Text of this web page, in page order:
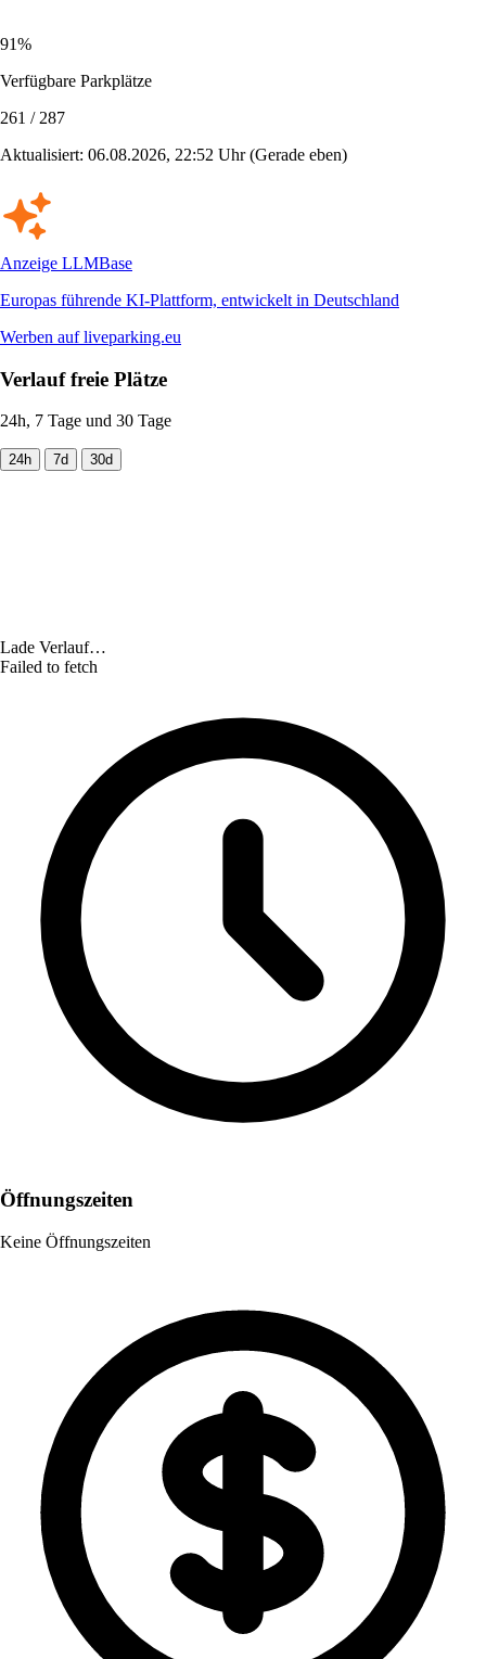
91%
Verfügbare Parkplätze
261 / 287
Aktualisiert: 06.08.2026, 22:52 Uhr(Gerade eben)
Anzeige LLMBase
Europas führende KI-Plattform, entwickelt in Deutschland
Werben auf liveparking.eu
Verlauf freie Plätze
24h, 7 Tage und 30 Tage
24h 7d 30d
Lade Verlauf…
Failed to fetch
Öffnungszeiten
Keine Öffnungszeiten